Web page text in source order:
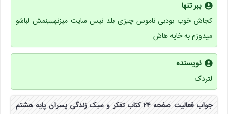
ببر تنها
کجاش خوب بودبی ناموس چیزی بلد نیس سایت میزنهببینمش لباشو
میدوزم به خایه هاش
نویسنده
لتردک
جواب فعالیت صفحه ۲۴ کتاب تفکر و سبک زندگی پسران پایه هشتم